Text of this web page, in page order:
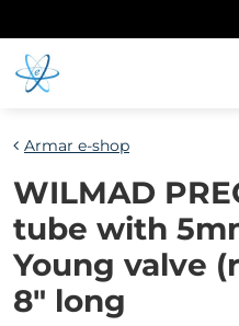
Armar e-shop
WILMAD
tube with
Young valve
8" long